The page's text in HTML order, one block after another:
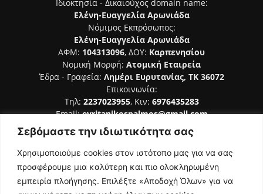
Σεβόμαστε την ιδιωτικότητα σας
Χρησιμοποιούμε cookies στον ιστότοπο μας για να σας
προσφέρουμε μια καλύτερη και πιο ολοκληρωμένη
εμπειρία πλοήγησης. Επιλέξτε «Αποδοχή Όλων» για να
Ιδιοκτησία - Δικαιούχος domain name:
Ελένη-Ευαγγελία Αρωνιάδα
Νόμιμος Εκπρόσωπος:
Ελένη-Ευαγγελία Αρωνιάδα
ΑΦΜ: 104313096, ΔΟΥ: Καρπενησίου
Νομική Μορφή: Ατομική Εταιρεία
Έδρα - Γραφεία: Λημέρι Ευρυτανίας, ΤΚ 36072
Επικοινωνία:
Τηλ: 2237023955, Κιν: 6976435283
Email:evritanikospalmos@gmail.com